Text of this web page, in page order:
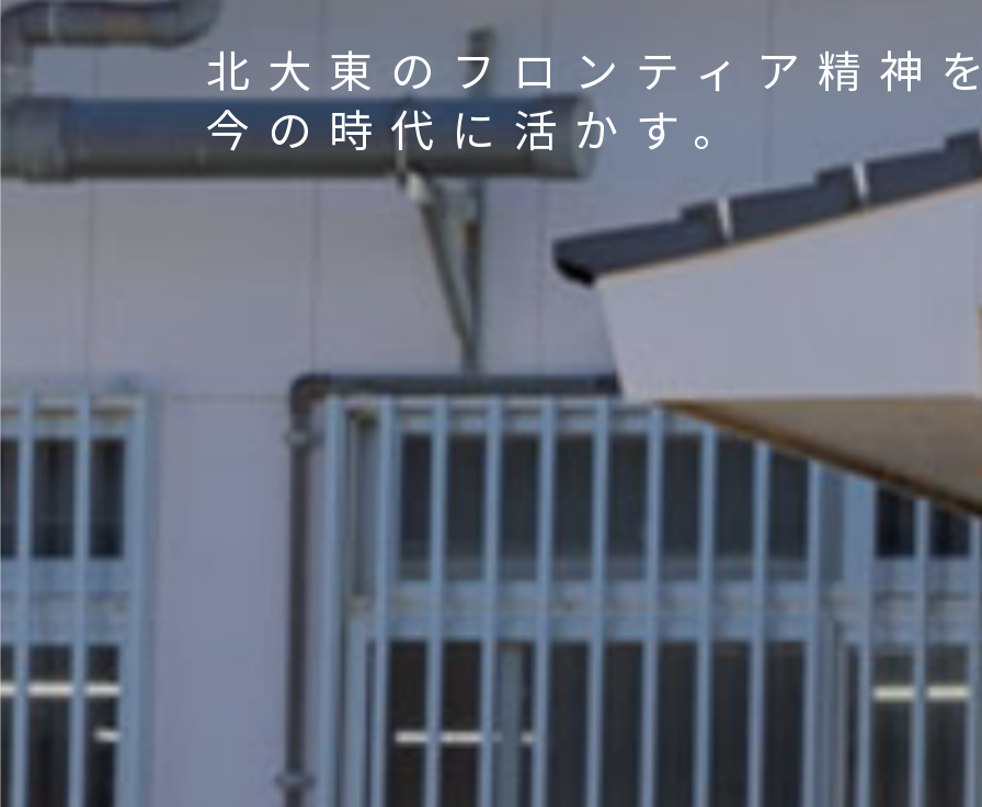
北大東のフロンティア精神
今の時代に活かす。